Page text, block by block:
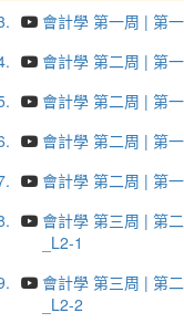
會計學 第一周 | 第
會計學 第二周 | 第
會計學 第二周 | 第
會計學 第二周 | 第
會計學 第二周 | 第
會計學 第三周 | 第
_L2-1
會計學 第三周 | 第
_L2-2